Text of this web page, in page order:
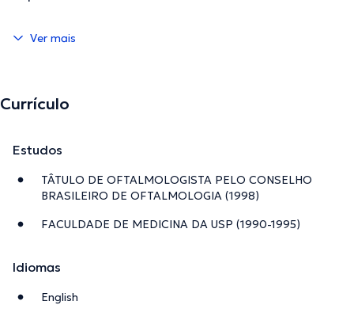
Ver mais
Currículo
Estudos
TÂTULO DE OFTALMOLOGISTA PELO CONSELHO
BRASILEIRO DE OFTALMOLOGIA (1998)
FACULDADE DE MEDICINA DA USP (1990-1995)
Idiomas
English